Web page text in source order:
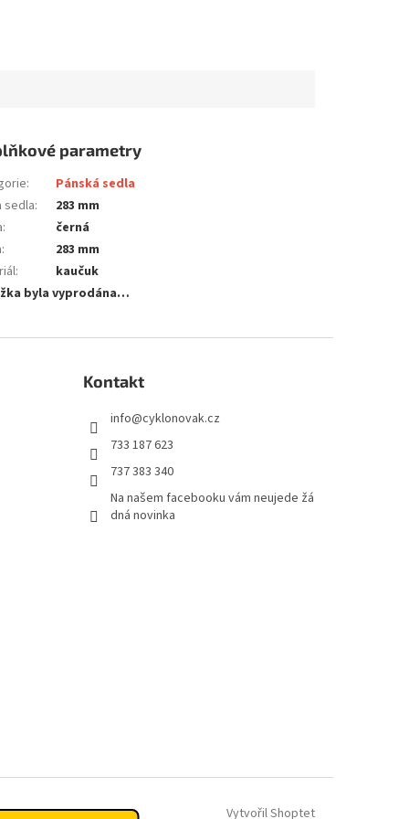
parametry
:
Pánská sedla
sedla:
283 mm
:
černá
:
283 mm
:
kaučuk
byla vyprodána…
Kontakt
info@cyklonovak.cz
733 187 623
737 383 340
Na našem facebooku vám neujede žá
dná novinka
Vytvořil Shoptet